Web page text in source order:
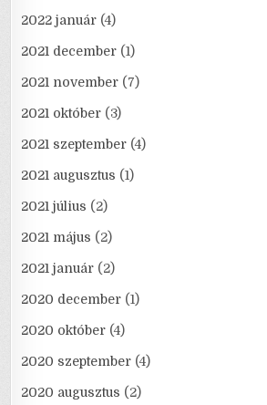
2022 január (4)
2021 december (1)
2021 november (7)
2021 október (3)
2021 szeptember (4)
2021 augusztus (1)
2021 július (2)
2021 május (2)
2021 január (2)
2020 december (1)
2020 október (4)
2020 szeptember (4)
2020 augusztus (2)